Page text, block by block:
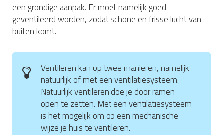
een grondige aanpak. Er moet namelijk goed
geventileerd worden, zodat schone en frisse lucht van
buiten komt.
Ventileren kan op twee manieren, namelijk
natuurlijk of met een ventilatiesysteem.
Natuurlijk ventileren doe je door ramen
open te zetten. Met een ventilatiesysteem
is het mogelijk om op een mechanische
wijze je huis te ventileren.